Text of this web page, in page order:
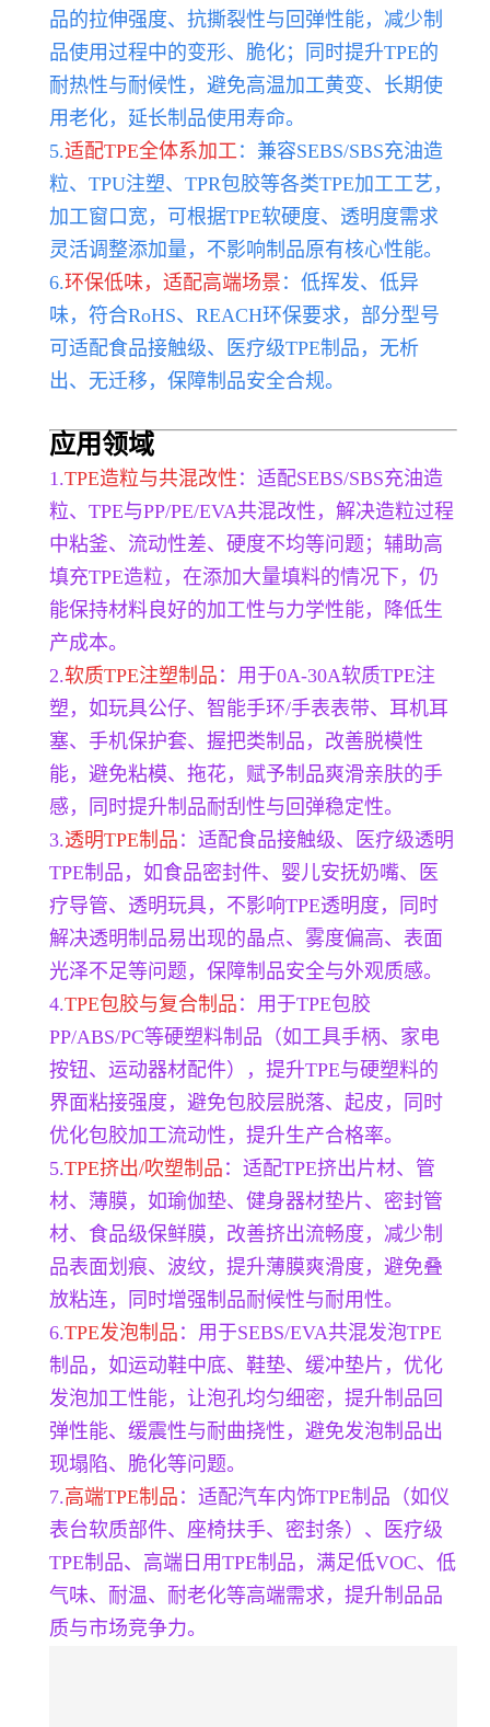
品的拉伸强度、抗撕裂性与回弹性能，减少制
品使用过程中的变形、脆化；同时提升TPE的
耐热性与耐候性，避免高温加工黄变、长期使
用老化，延长制品使用寿命。
5.适配TPE全体系加工 ：兼容SEBS/SBS充油造
粒、TPU注塑、TPR包胶等各类TPE加工工艺，
加工窗口宽，可根据TPE软硬度、透明度需求
灵活调整添加量，不影响制品原有核心性能。
6.环保低味，适配高端场景 ：低挥发、低异
味，符合RoHS、REACH环保要求，部分型号
可适配食品接触级、医疗级TPE制品，无析
出、无迁移，保障制品安全合规。
应用领域
1.TPE造粒与共混改性 ：适配SEBS/SBS充油造
粒、TPE与PP/PE/EVA共混改性，解决造粒过程
中粘釜、流动性差、硬度不均等问题；辅助高
填充TPE造粒，在添加大量填料的情况下，仍
能保持材料良好的加工性与力学性能，降低生
产成本。
2.软质TPE注塑制品 ：用于0A-30A软质TPE注
塑，如玩具公仔、智能手环/手表表带、耳机耳
塞、手机保护套、握把类制品，改善脱模性
能，避免粘模、拖花，赋予制品爽滑亲肤的手
感，同时提升制品耐刮性与回弹稳定性。
3.透明TPE制品 ：适配食品接触级、医疗级透明
TPE制品，如食品密封件、婴儿安抚奶嘴、医
疗导管、透明玩具，不影响TPE透明度，同时
解决透明制品易出现的晶点、雾度偏高、表面
光泽不足等问题，保障制品安全与外观质感。
4.TPE包胶与复合制品 ：用于TPE包胶
PP/ABS/PC等硬塑料制品（如工具手柄、家电
按钮、运动器材配件），提升TPE与硬塑料的
界面粘接强度，避免包胶层脱落、起皮，同时
优化包胶加工流动性，提升生产合格率。
5.TPE挤出/吹塑制品 ：适配TPE挤出片材、管
材、薄膜，如瑜伽垫、健身器材垫片、密封管
材、食品级保鲜膜，改善挤出流畅度，减少制
品表面划痕、波纹，提升薄膜爽滑度，避免叠
放粘连，同时增强制品耐候性与耐用性。
6.TPE发泡制品 ：用于SEBS/EVA共混发泡TPE
制品，如运动鞋中底、鞋垫、缓冲垫片，优化
发泡加工性能，让泡孔均匀细密，提升制品回
弹性能、缓震性与耐曲挠性，避免发泡制品出
现塌陷、脆化等问题。
7.高端TPE制品 ：适配汽车内饰TPE制品（如仪
表台软质部件、座椅扶手、密封条）、医疗级
TPE制品、高端日用TPE制品，满足低VOC、低
气味、耐温、耐老化等高端需求，提升制品品
质与市场竞争力。